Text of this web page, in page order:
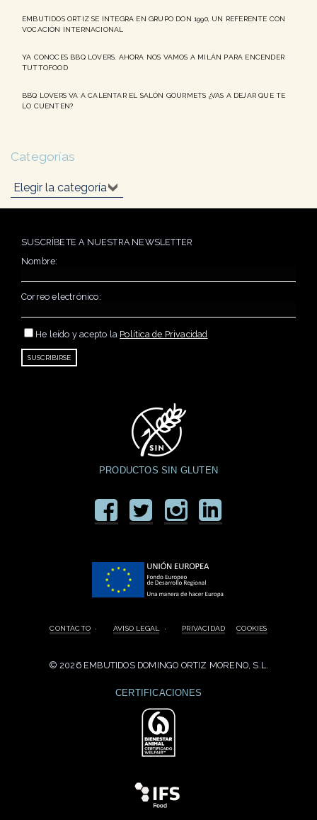
EMBUTIDOS ORTIZ SE INTEGRA EN GRUPO DON 1990, UN REFERENTE CON
VOCACIÓN INTERNACIONAL
YA CONOCES BBQ LOVERS. AHORA NOS VAMOS A MILÁN PARA ENCENDER
TUTTOFOOD
BBQ LOVERS VA A CALENTAR EL SALÓN GOURMETS ¿VAS A DEJAR QUE TE
LO CUENTEN?
Categorías
Categorías
SUSCRÍBETE A NUESTRA NEWSLETTER
Nombre:
Correo electrónico:
He leído y acepto la Política de Privacidad
PRODUCTOS SIN GLUTEN
CONTACTO · AVISO LEGAL · PRIVACIDAD COOKIES
© 2026 EMBUTIDOS DOMINGO ORTIZ MORENO, S.L.
CERTIFICACIONES